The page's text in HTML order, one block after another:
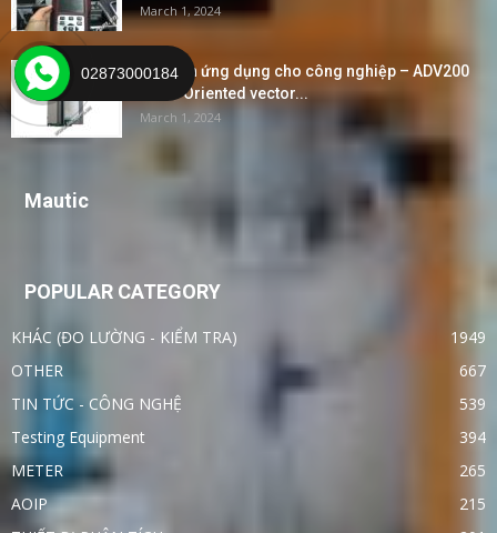
March 1, 2024
Biến tần ứng dụng cho công nghiệp – ADV200
Field-Oriented vector...
March 1, 2024
Mautic
POPULAR CATEGORY
KHÁC (ĐO LƯỜNG - KIỂM TRA)
1949
OTHER
667
TIN TỨC - CÔNG NGHỆ
539
Testing Equipment
394
METER
265
AOIP
215
02873000184